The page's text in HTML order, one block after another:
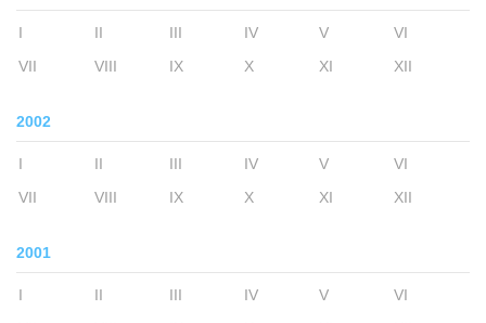
I II III IV V
VI
VII
VIII IX X XI XII
2002
I II III IV V
VI
VII
VIII IX X XI XII
2001
I II III IV V
VI